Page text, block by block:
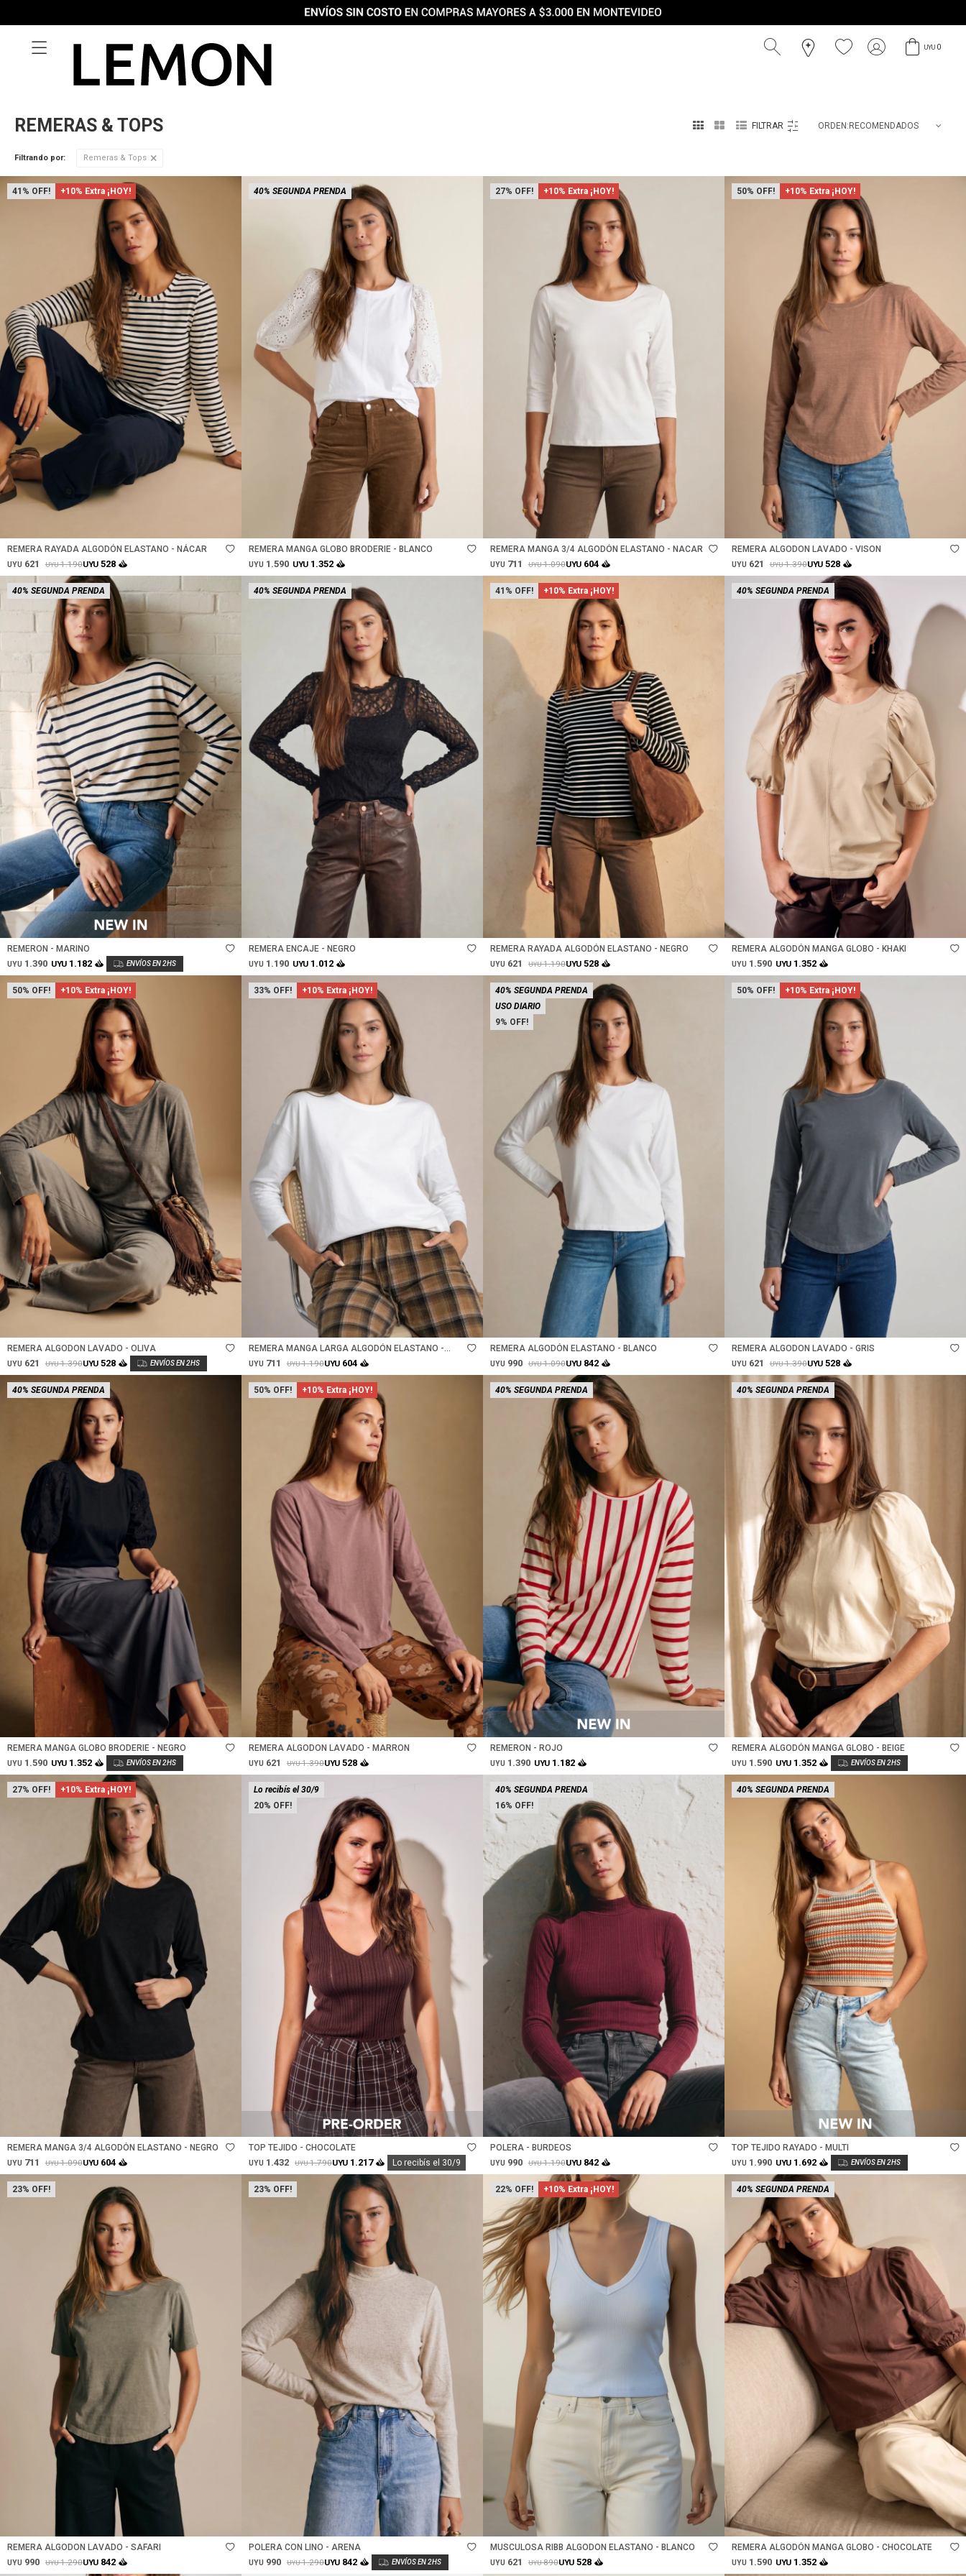
UYU 0

REMERAS & TOPS    RECOMENDADOS
Filtrando por: Remeras & Tops
41 +10% Extra ¡HOY!
REMERA RAYADA ALGODÓN ELASTANO - NÁCAR
UYU 621 UYU1.190UYU 528
40% SEGUNDA PRENDA
REMERA MANGA GLOBO BRODERIE - BLANCO
UYU 1.590 UYU 1.352
27 +10% Extra ¡HOY!
Talle
REMERA MANGA 3/4 ALGODÓN ELASTANO - NACAR
UYU 711 UYU1.090UYU 604
50 +10% Extra ¡HOY!
Talle
REMERA ALGODON LAVADO - VISON
UYU 621 UYU1.390UYU 528
40% SEGUNDA PRENDA
REMERON - MARINO
UYU 1.390 UYU 1.182
40% SEGUNDA PRENDA
REMERA ENCAJE - NEGRO
UYU 1.190 UYU 1.012
41 +10% Extra ¡HOY!
REMERA RAYADA ALGODÓN ELASTANO - NEGRO
UYU 621 UYU1.190UYU 528
40% SEGUNDA PRENDA
Talle
REMERA ALGODÓN MANGA GLOBO - KHAKI
UYU 1.590 UYU 1.352
50 +10% Extra ¡HOY!
REMERA ALGODON LAVADO - OLIVA
UYU 621 UYU1.390UYU 528
33 +10% Extra ¡HOY!
REMERA MANGA LARGA ALGODÓN ELASTANO -
NACAR
UYU 711 UYU1.190UYU 604
9
40% SEGUNDA PRENDA
USO DIARIO
REMERA ALGODÓN ELASTANO - BLANCO
UYU 990 UYU1.090UYU 842
50 +10% Extra ¡HOY!
Talle
REMERA ALGODON LAVADO - GRIS
UYU 621 UYU1.390UYU 528
40% SEGUNDA PRENDA
REMERA MANGA GLOBO BRODERIE - NEGRO
UYU 1.590 UYU 1.352
50 +10% Extra ¡HOY!
Talle
REMERA ALGODON LAVADO - MARRON
UYU 621 UYU1.390UYU 528
40% SEGUNDA PRENDA
Talle
REMERON - ROJO
UYU 1.390 UYU 1.182
40% SEGUNDA PRENDA
Talle
REMERA ALGODÓN MANGA GLOBO - BEIGE
UYU 1.590 UYU 1.352
27 +10% Extra ¡HOY!
REMERA MANGA 3/4 ALGODÓN ELASTANO - NEGRO
UYU 711 UYU1.090UYU 604
20
Lo recibís el 30/9
Talle
TOP TEJIDO - CHOCOLATE
UYU 1.432 UYU1.790UYU 1.217 Lo recibís el 30/9
16
40% SEGUNDA PRENDA
Talle
POLERA - BURDEOS
UYU 990 UYU1.190UYU 842
40% SEGUNDA PRENDA
TOP TEJIDO RAYADO - MULTI
UYU 1.990 UYU 1.692
23
REMERA ALGODON LAVADO - SAFARI
UYU 990 UYU1.290UYU 842
23
POLERA CON LINO - ARENA
UYU 990 UYU1.290UYU 842
22 +10% Extra ¡HOY!
Talle
MUSCULOSA RIBB ALGODON ELASTANO - BLANCO
UYU 621 UYU890UYU 528
40% SEGUNDA PRENDA
REMERA ALGODÓN MANGA GLOBO - CHOCOLATE
UYU 1.590 UYU 1.352